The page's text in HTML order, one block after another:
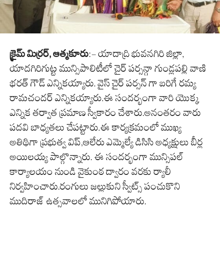
క్రైమ్ మిర్రర్, ఆత్మకూరు:- యాదాద్రి భువనగిరి జిల్లా,
యాదగిరిగుట్ట మున్సిపాలిటీలో చైర్ పర్సన్గా గుండ్లపల్లి వాణి
భరత్ గౌడ్ ఎన్నికయ్యారు. వైస్ చైర్ పర్సన్ గా బరిగే రమ్య
రామచందర్ ఎన్నికయ్యారు.ఈ సందర్భంగా వారి యొక్క
ఎన్నిక తర్వాత ప్రమాణ స్వీకారం చేశారు.అనంతరం వారు
పదవి బాధ్యతలు చేపట్టారు.ఈ కార్యక్రమంలో ముఖ్య
అతిథిగా ప్రభుత్వ విప్,ఆలేరు ఎమ్మెల్యే డిసిసి అధ్యక్షులు బీర్ల
అయిలయ్య పాల్గొన్నారు. ఈ సందర్భంగా మున్సిపల్
కార్యాలయం నుండి వైకుంఠ ద్వారం వరకు ర్యాలీ
నిర్వహించారు.రంగులు జల్లుకుని స్వీట్స్ పంచుకొని
ముదిరాజ్ ఉత్సవాలలో మునిగిపోయారు.